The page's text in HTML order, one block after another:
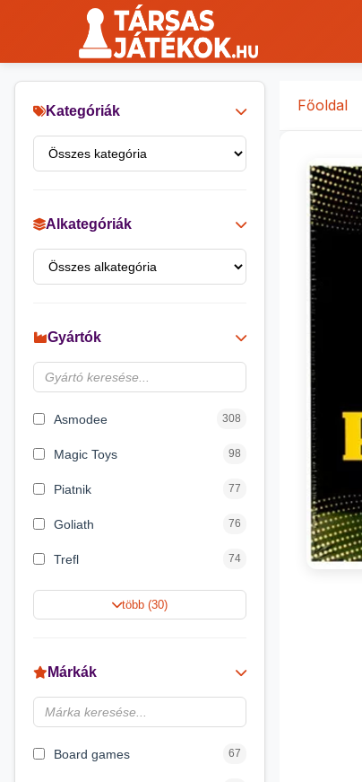
Kategóriák
Alkategóriák
Gyártók
Asmodee 308
Magic Toys 98
Piatnik 77
Goliath 76
Trefl 74
Keller&Mayer 60
Spin Master
Delta Vision 28
több (30)
Márkák
Board games 67
Főoldal